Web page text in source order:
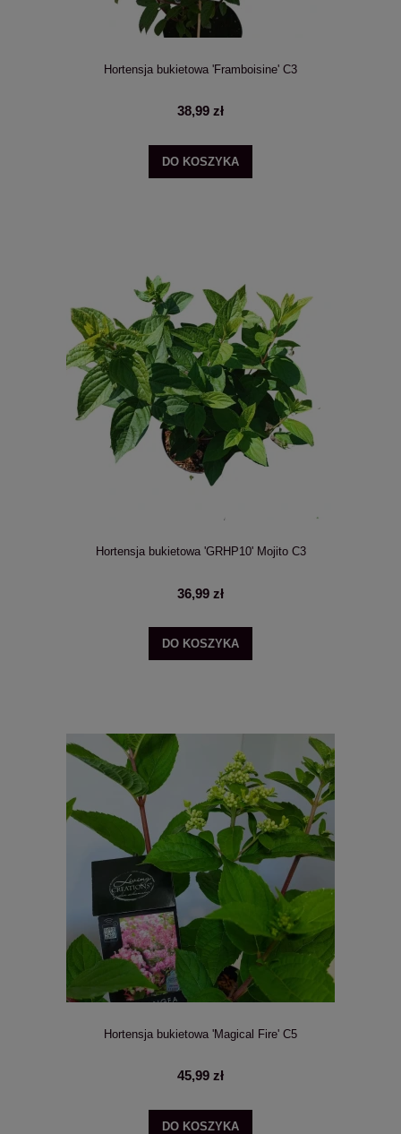
Hortensja bukietowa 'Framboisine' C3
38,99 zł
DO KOSZYKA
Hortensja bukietowa 'GRHP10' Mojito C3
36,99 zł
DO KOSZYKA
Hortensja bukietowa 'Magical Fire' C5
45,99 zł
DO KOSZYKA